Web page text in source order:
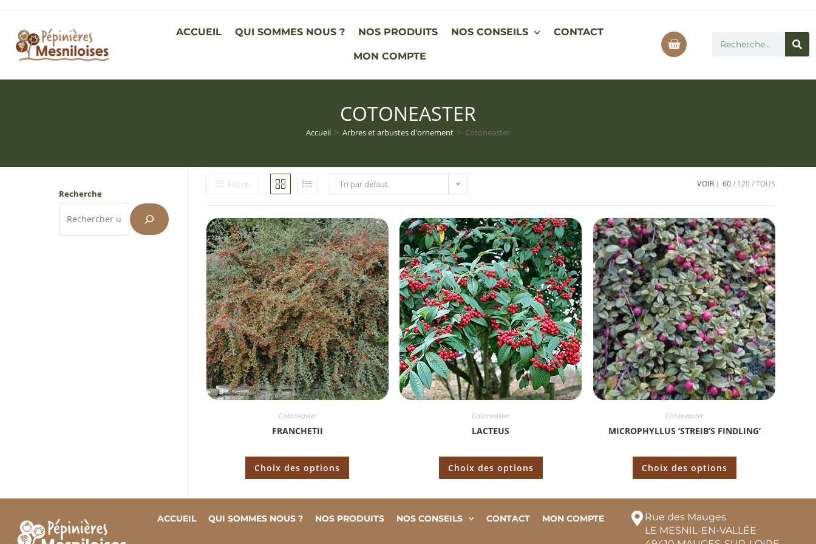
ACCUEIL QUI SOMMES NOUS ? NOS PRODUITS NOS CONSEILS CONTACT
MON COMPTE
COTONEASTER
Accueil > Arbres et arbustes d'ornement > Cotoneaster
Recherche
Filtre Tri par défaut VOIR : 60 120 TOUS
Cotoneaster
FRANCHETII
Choix des options
Cotoneaster
LACTEUS
Choix des options
Cotoneaster
MICROPHYLLUS ‘STREIB’S FINDLING’
Choix des options
ACCUEIL QUI SOMMES NOUS ? NOS PRODUITS NOS CONSEILS CONTACT MON COMPTE
Rue des Mauges
LE MESNIL-EN-VALLÉE